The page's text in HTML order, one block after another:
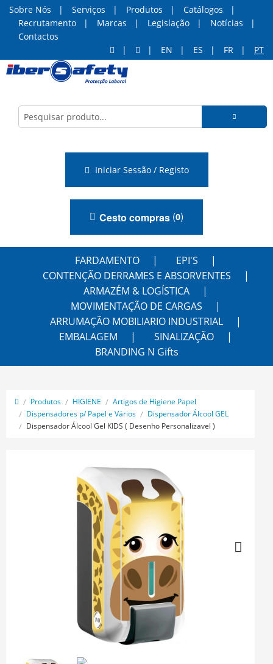
Sobre Nós Serviços Produtos
Catálogos
Recrutamento
Marcas Legislação
Notícias
Contactos
EN
ES FR PT
Iniciar Sessão / Registo
Cesto compras (0)
FARDAMENTO
EPI'S
CONTENÇÃO DERRAMES E ABSORVENTES
ARMAZÉM & LOGÍSTICA
MOVIMENTAÇÃO DE CARGAS
ARRUMAÇÃO MOBILIARIO INDUSTRIAL
EMBALAGEM
SINALIZAÇÃO
BRANDING N Gifts
Produtos HIGIENE
Artigos de Higiene Papel
Dispensadores p/ Papel e Vários
Dispensador Álcool GEL
Dispensador Álcool Gel KIDS ( Desenho Personalizavel )